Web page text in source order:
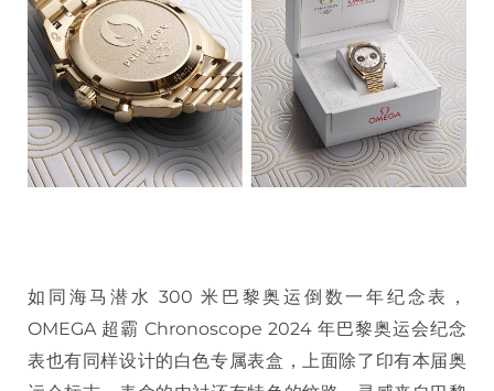
如同海马潜水 300 米巴黎奥运倒数一年纪念表，
OMEGA 超霸 Chronoscope 2024 年巴黎奥运会纪念
表也有同样设计的白色专属表盒，上面除了印有本届奥